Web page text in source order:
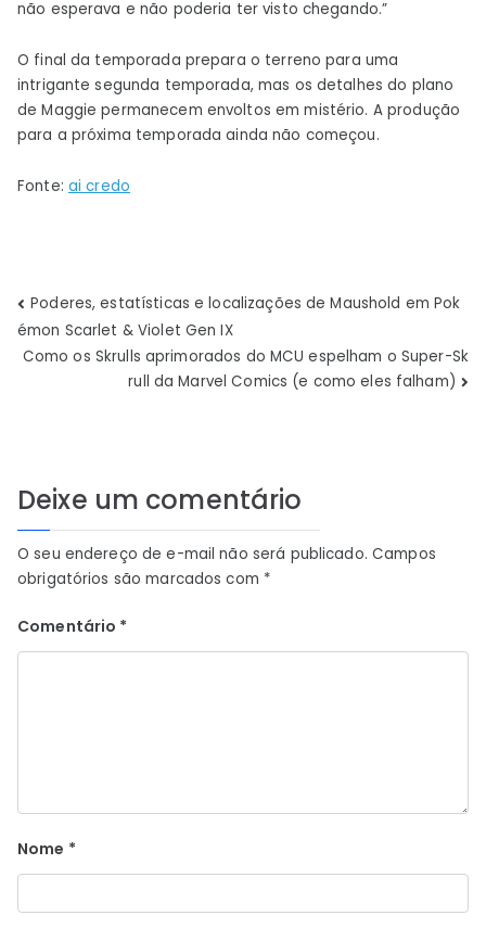
não esperava e não poderia ter visto chegando.”
O final da temporada prepara o terreno para uma
intrigante segunda temporada, mas os detalhes do plano
de Maggie permanecem envoltos em mistério. A produção
para a próxima temporada ainda não começou.
Fonte: ai credo
Navegação
de
Poderes, estatísticas e localizações de Maushold em Pok
émon Scarlet & Violet Gen IX
Como os Skrulls aprimorados do MCU espelham o Super-Sk
rull da Marvel Comics (e como eles falham)
Deixe um comentário
O seu endereço de e-mail não será publicado. Campos
obrigatórios são marcados com *
Comentário *
Nome *